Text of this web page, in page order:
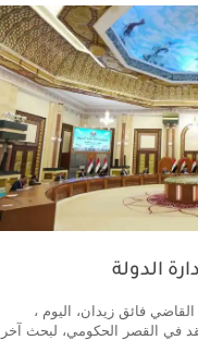
الدولة
فائق زيدان، اليوم ،
في القصر الحكومي، لبحث آخر